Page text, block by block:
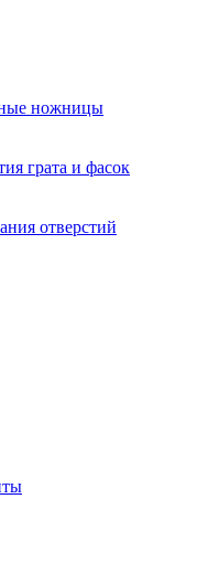
ножницы
грата и фасок
отверстий